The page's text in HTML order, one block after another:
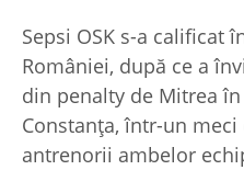
Sepsi OSK s-a calificat
României, după ce a
din penalty de Mitrea
Constanța, într-un
antrenorii ambelor